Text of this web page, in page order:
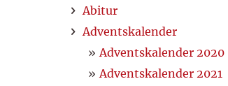
Abitur
Adventskalender
Adventskalender 2020
Adventskalender 2021